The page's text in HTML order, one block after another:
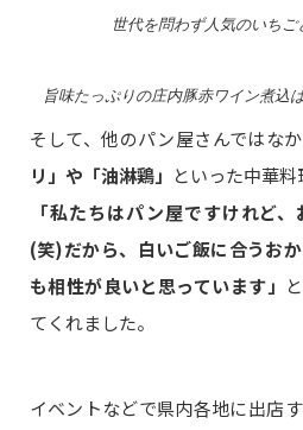
世代を問わず人気のいちご
旨味たっぷりの庄内豚赤ワイン煮込
そして、他のパン屋さんではな
リ」や「油淋鶏」 といった中華料
「私たちはパン屋ですけれど
(笑)だから、白いご飯に合うお
も相性が良いと思っています」
てくれました。
イベントなどで県内各地に出店